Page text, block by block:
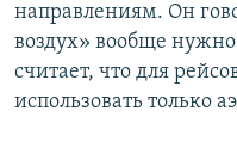
направлениям. Он
воздух» вообще
считает, что для
использовать только